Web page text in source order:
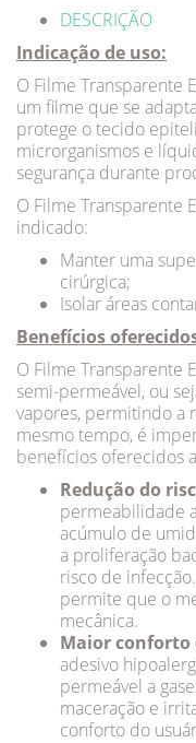
DESCRIÇÃO
Indicação de uso:
O Filme Transparente
um filme que se
protege o tecido
microrganismos e
segurança durante
O Filme Transparente
indicado:
Manter uma
cirúrgica;
Isolar áreas
Benefícios
O Filme Transparente
semi-permeável, ou
vapores, permitindo a
mesmo tempo, é
benefícios oferecidos
Redução do
permeabilidade
acúmulo de
a proliferação
risco de
permite que o
mecânica.
Maior conforto
adesivo
permeável a
maceração e
conforto do